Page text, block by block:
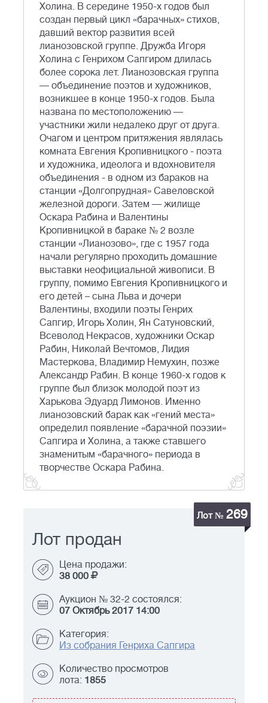
Холина. В середине 1950-х годов был
создан первый цикл «барачных» стихов,
давший вектор развития всей
лианозовской группе. Дружба Игоря
Холина с Генрихом Сапгиром длилась
более сорока лет. Лианозовская группа
— объединение поэтов и художников,
возникшее в конце 1950-х годов. Была
названа по местоположению —
участники жили недалеко друг от друга.
Очагом и центром притяжения являлась
комната Евгения Кропивницкого - поэта
и художника, идеолога и вдохновителя
объединения - в одном из бараков на
станции «Долгопрудная» Савеловской
железной дороги. Затем — жилище
Оскара Рабина и Валентины
Кропивницкой в бараке № 2 возле
станции «Лианозово», где с 1957 года
начали регулярно проходить домашние
выставки неофициальной живописи. В
группу, помимо Евгения Кропивницкого и
его детей – сына Льва и дочери
Валентины, входили поэты Генрих
Сапгир, Игорь Холин, Ян Сатуновский,
Всеволод Некрасов, художники Оскар
Рабин, Николай Вечтомов, Лидия
Мастеркова, Владимир Немухин, позже
Александр Рабин. В конце 1960-х годов к
группе был близок молодой поэт из
Харькова Эдуард Лимонов. Именно
лианозовский барак как «гений места»
определил появление «барачной поэзии»
Сапгира и Холина, а также ставшего
знаменитым «барачного» периода в
творчестве Оскара Рабина.
Лот № 269
Лот продан
Цена продажи:
38 000
Аукцион № 32-2 состоялся:
07 Октябрь 2017 14:00
Категория:
Из собрания Генриха Сапгира
Количество просмотров
лота: 1855